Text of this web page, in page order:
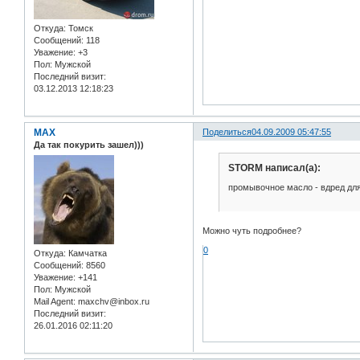
Откуда: Томск
Сообщений: 118
Уважение: +3
Пол: Мужской
Последний визит:
03.12.2013 12:18:23
Поделиться04.09.2009 05:47:55
MAX
Да так покурить зашел)))
Откуда: Камчатка
Сообщений: 8560
Уважение: +141
Пол: Мужской
Mail Agent: maxchv@inbox.ru
Последний визит:
26.01.2016 02:11:20
STORM написал(а):
промывочное масло - вдред
Можно чуть подробнее?
0